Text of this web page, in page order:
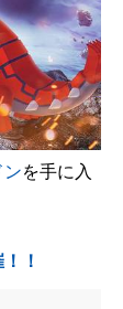
ンを手に入
！